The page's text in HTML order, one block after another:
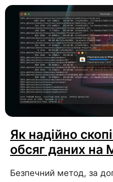
Як надійно
обсяг даних на
Безпечний метод, за